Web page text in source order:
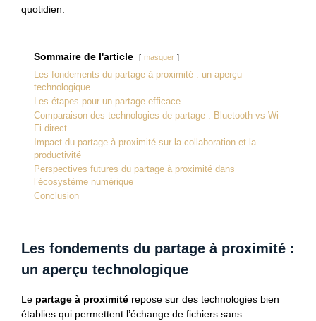
quotidien.
Sommaire de l'article masquer
Les fondements du partage à proximité : un aperçu
technologique
Les étapes pour un partage efficace
Comparaison des technologies de partage : Bluetooth vs Wi-
Fi direct
Impact du partage à proximité sur la collaboration et la
productivité
Perspectives futures du partage à proximité dans
l’écosystème numérique
Conclusion
Les fondements du partage à proximité :
un aperçu technologique
Le partage à proximité repose sur des technologies bien
établies qui permettent l’échange de fichiers sans